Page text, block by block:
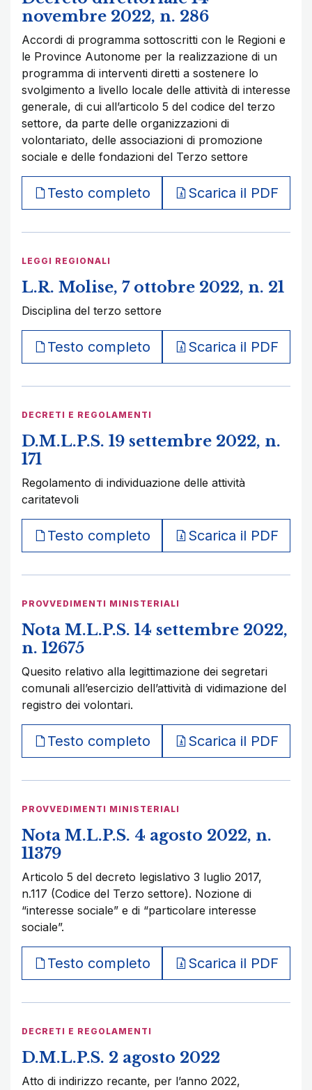
novembre 2022, n. 286
Accordi di programma sottoscritti con le Regioni e
le Province Autonome per la realizzazione di un
programma di interventi diretti a sostenere lo
svolgimento a livello locale delle attività di interesse
generale, di cui all’articolo 5 del codice del terzo
settore, da parte delle organizzazioni di
volontariato, delle associazioni di promozione
sociale e delle fondazioni del Terzo settore
Testo completo Scarica il PDF
LEGGI REGIONALI
L.R. Molise, 7 ottobre 2022, n. 21
Disciplina del terzo settore
Testo completo Scarica il PDF
DECRETI E REGOLAMENTI
D.M.L.P.S. 19 settembre 2022, n.
171
Regolamento di individuazione delle attività
caritatevoli
Testo completo Scarica il PDF
PROVVEDIMENTI MINISTERIALI
Nota M.L.P.S. 14 settembre 2022,
n. 12675
Quesito relativo alla legittimazione dei segretari
comunali all’esercizio dell’attività di vidimazione del
registro dei volontari.
Testo completo Scarica il PDF
PROVVEDIMENTI MINISTERIALI
Nota M.L.P.S. 4 agosto 2022, n.
11379
Articolo 5 del decreto legislativo 3 luglio 2017,
n.117 (Codice del Terzo settore). Nozione di
“interesse sociale” e di “particolare interesse
sociale”.
Testo completo Scarica il PDF
DECRETI E REGOLAMENTI
D.M.L.P.S. 2 agosto 2022
Atto di indirizzo recante, per l’anno 2022,